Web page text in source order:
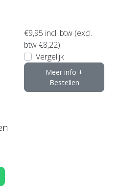
€9,95 incl. btw (excl.
btw €8,22)
Vergelijk
Meer info +
Bestellen